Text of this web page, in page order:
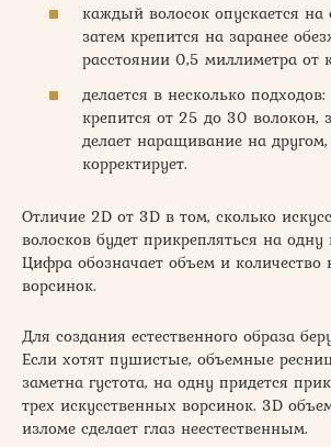
каждый волосок опускается на
затем крепится на заранее
расстоянии 0,5 миллиметра от
делается в несколько
крепится от 25 до 30 волокон,
делает наращивание на другом,
корректирует.
Отличие 2D от 3D в том, сколько
волосков будет прикрепляться на
Цифра обозначает объем и количество
ворсинок.
Для создания естественного образа
Если хотят пушистые, объемные
заметна густота, на одну придется
трех искусственных ворсинок. 3D
изломе сделает глаз неестественным.